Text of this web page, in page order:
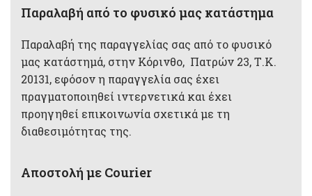
Παραλαβή από το φυσικό μας κατάστημα
Παραλαβή της παραγγελίας σας από το φυσικό
μας κατάστημά, στην Κόρινθο, Πατρών 23, Τ.Κ.
20131, εφόσον η παραγγελία σας έχει
πραγματοποιηθεί ιντερνετικά και έχει
προηγηθεί επικοινωνία σχετικά με τη
διαθεσιμότητας της.
Αποστολή με Courier